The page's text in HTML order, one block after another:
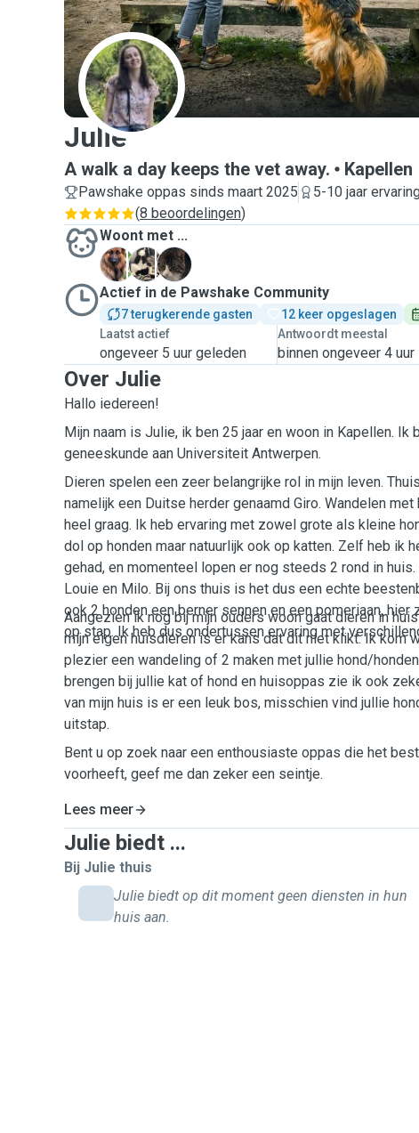
J
Julie
A walk a day keeps the vet away. Kapellen
Pawshake oppas sinds maart 2025
5-10 jaar
(8 beoordelingen)
Woont met ...
G
L
M
Actief in de Pawshake Community
7 terugkerende gasten 12 keer opgeslagen
Laatst actief
ongeveer 5 uur geleden
Antwoordt meestal
binnen ongeveer 4 uur
Over Julie
Hallo iedereen!
Mijn naam is Julie, ik ben 25 jaar en woon in Kapellen. Ik
geneeskunde aan Universiteit Antwerpen.
Dieren spelen een zeer belangrijke rol in mijn leven.
namelijk een Duitse herder genaamd Giro. Wandelen
heel graag. Ik heb ervaring met zowel grote als kleine
dol op honden maar natuurlijk ook op katten. Zelf heb ik
gehad, en momenteel lopen er nog steeds 2 rond in
Louie en Milo. Bij ons thuis is het dus een echte
ook 2 honden een berner sennen en een pomeriaan, hier
op stap. Ik heb dus ondertussen ervaring met
Aangezien ik nog bij mijn ouders woon gaat dieren in
mijn eigen huisdieren is er kans dat dit niet klikt. Ik kom
plezier een wandeling of 2 maken met jullie hond/
brengen bij jullie kat of hond en huisoppas zie ik ook
van mijn huis is er een leuk bos, misschien vind jullie
uitstap.
Bent u op zoek naar een enthousiaste oppas die het
voorheeft, geef me dan zeker een seintje.
Lees meer
Julie biedt ...
Bij Julie thuis
Julie biedt op dit moment geen diensten in hun
huis aan.